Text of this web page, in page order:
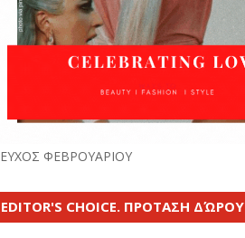
ΦΕΒΡΟΥΑΡΙΟΥ
EDITOR'S CHOICE. ΠΡΟΤΑΣΗ ΔΏΡΟΥ